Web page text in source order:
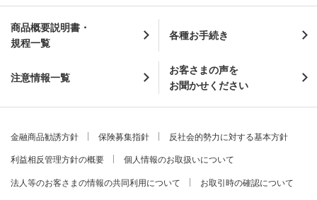
商品概要説明書・
規程一覧
各種お手続き
注意情報一覧
お客さまの声を
お聞かせください
金融商品勧誘方針 保険募集指針 反社会的勢力に対する基本方針
利益相反管理方針の概要 個人情報のお取扱いについて
法人等のお客さまの情報の共同利用について お取引時の確認について